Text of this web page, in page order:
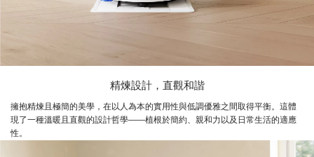
精煉設計，直觀和諧
擁抱精煉且極簡的美學，在以人為本的實用性與低調優雅之間取得平衡。這體
現了一種溫暖且直觀的設計哲學——植根於簡約、親和力以及日常生活的適應
性。